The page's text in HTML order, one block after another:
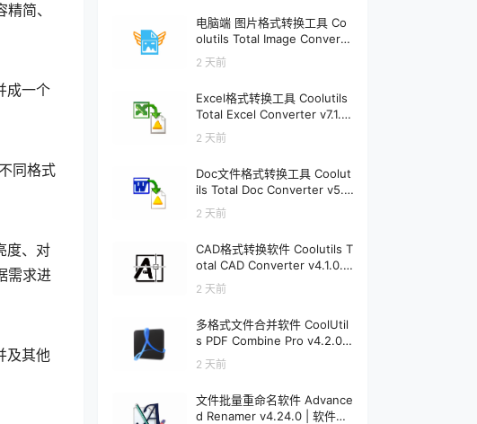
简、
成一个
同格式
度、对
需求进
及其他
电脑端 图片格式转换工具 Co
olutils Total Image Converte
r v8.5.0.333 | 软件个锤子 | R
2496
2 天前
Excel格式转换工具 Coolutils
Total Excel Converter v7.1.0.
148 | 软件个锤子 | R2475
2 天前
Doc文件格式转换工具 Coolut
ils Total Doc Converter v5.1.
0.413 | 软件个锤子 | R2306
2 天前
CAD格式转换软件 Coolutils T
otal CAD Converter v4.1.0.2
49 | 软件个锤子 | R1900
2 天前
多格式文件合并软件 CoolUtil
s PDF Combine Pro v4.2.0.1
92 | 软件个锤子 | R5037
2 天前
文件批量重命名软件 Advance
d Renamer v4.24.0 | 软件个